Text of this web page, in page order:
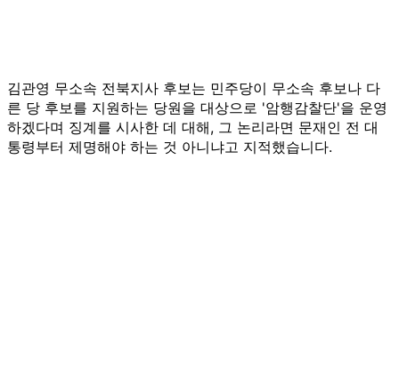
김관영 무소속 전북지사 후보는 민주당이 무소속 후보나 다
른 당 후보를 지원하는 당원을 대상으로 '암행감찰단'을 운영
하겠다며 징계를 시사한 데 대해, 그 논리라면 문재인 전 대
통령부터 제명해야 하는 것 아니냐고 지적했습니다.